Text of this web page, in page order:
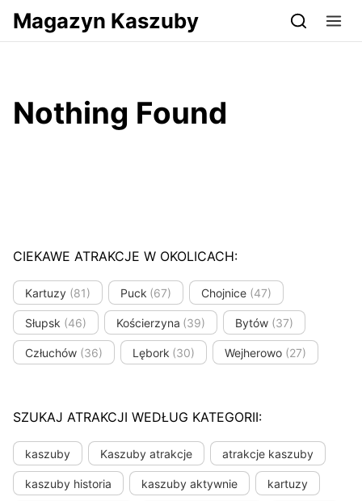
Przejdź do serwisu magazynkaszuby.pl
Magazyn Kaszuby
Nothing Found
CIEKAWE ATRAKCJE W OKOLICACH:
Kartuzy (81) Puck (67) Chojnice (47)
Słupsk (46) Kościerzyna (39) Bytów (37)
Człuchów (36) Lębork (30) Wejherowo (27)
SZUKAJ ATRAKCJI WEDŁUG KATEGORII:
kaszuby Kaszuby atrakcje atrakcje kaszuby
kaszuby historia kaszuby aktywnie kartuzy